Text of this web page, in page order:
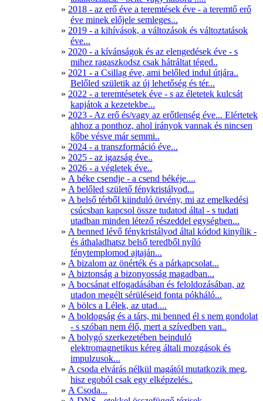
2018 - az erő éve a teremtések éve - a teremtő erő
éve minek előjele semleges...
2019 - a kihívások, a változások és változtatások
éve...
2020 - a kívánságok és az elengedések éve - s
mihez ragaszkodsz csak hátráltat téged..
2021 - a Csillag éve, ami belőled indul útjára..
Belőled születik az új lehetőség és tér...
2022 - a teremtésetek éve - s az életetek kulcsát
kapjátok a kezetekbe...
2023 - Az erő és/vagy az erőtlenség éve... Elértetek
ahhoz a ponthoz, ahol irányok vannak és nincsen
kőbe vésve már semmi..
2024 - a transzformáció éve...
2025 - az igazság éve..
2026 - a végletek éve..
A béke csendje - a csend békéje....
A belőled születő fénykristályod...
A belső térből kiinduló örvény, mi az emelkedési
csúcsban kapcsol össze tudatod által - s tudati
utadban minden létező részeddel egységben...
A benned lévő fénykristályod által kódod kinyílik -
és áthaladhatsz belső teredből nyíló
fénytemplomod ajtaján...
A bizalom az önérték és a párkapcsolat...
A biztonság a bizonyosság magadban...
A bocsánat elfogadásában és feloldozásában, az
utadon megélt sérüléseid fonta pókháló...
A bölcs a Lélek, az utad....
A boldogság és a társ, mi benned él s nem gondolat
- s szóban nem élő, mert a szívedben van..
A bolygó szerkezetében beinduló
elektromagnetikus kéreg általi mozgások és
impulzusok...
A csoda elvárás nélkül magától mutatkozik meg,
hisz egoból csak egy elképzelés..
A Csoda...